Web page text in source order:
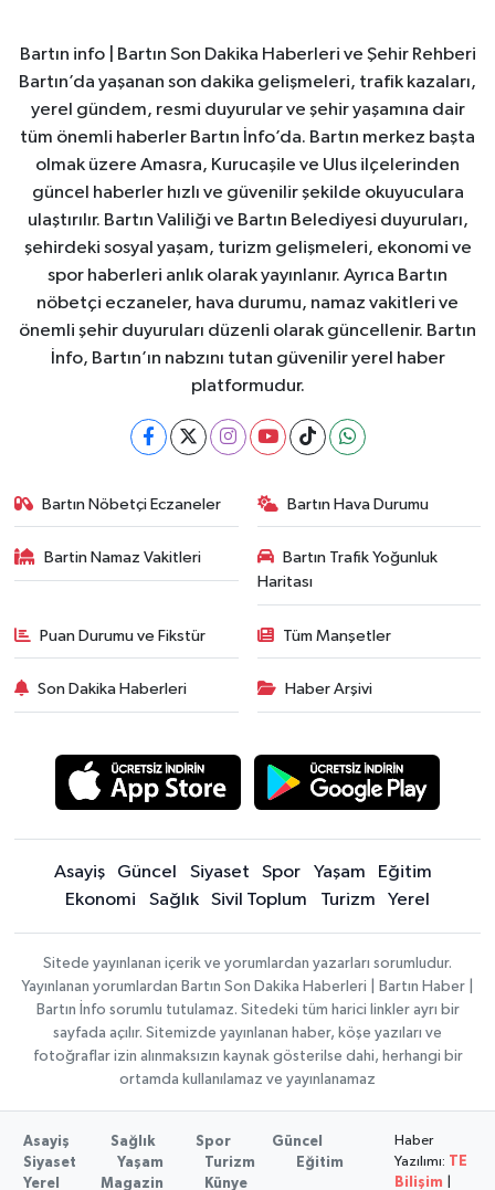
Bartın info | Bartın Son Dakika Haberleri ve Şehir Rehberi
Bartın’da yaşanan son dakika gelişmeleri, trafik kazaları,
yerel gündem, resmi duyurular ve şehir yaşamına dair
tüm önemli haberler Bartın İnfo’da. Bartın merkez başta
olmak üzere Amasra, Kurucaşile ve Ulus ilçelerinden
güncel haberler hızlı ve güvenilir şekilde okuyuculara
ulaştırılır. Bartın Valiliği ve Bartın Belediyesi duyuruları,
şehirdeki sosyal yaşam, turizm gelişmeleri, ekonomi ve
spor haberleri anlık olarak yayınlanır. Ayrıca Bartın
nöbetçi eczaneler, hava durumu, namaz vakitleri ve
önemli şehir duyuruları düzenli olarak güncellenir. Bartın
İnfo, Bartın’ın nabzını tutan güvenilir yerel haber
platformudur.
Bartın Nöbetçi Eczaneler Bartın Hava Durumu
Bartin Namaz Vakitleri
Bartın Trafik Yoğunluk
Haritası
Puan Durumu ve Fikstür Tüm Manşetler
Son Dakika Haberleri Haber Arşivi
Asayiş Güncel Siyaset Spor Yaşam
Eğitim
Ekonomi
Sağlık Sivil Toplum Turizm Yerel
Sitede yayınlanan içerik ve yorumlardan yazarları sorumludur.
Yayınlanan yorumlardan Bartın Son Dakika Haberleri | Bartın Haber |
Bartın İnfo sorumlu tutulamaz. Sitedeki tüm harici linkler ayrı bir
sayfada açılır. Sitemizde yayınlanan haber, köşe yazıları ve
fotoğraflar izin alınmaksızın kaynak gösterilse dahi, herhangi bir
ortamda kullanılamaz ve yayınlanamaz
Asayiş Sağlık Spor
Güncel
Siyaset
Yaşam Turizm
Eğitim
Yerel
Magazin Künye
Haber
Yazılımı: TE
Bilişim